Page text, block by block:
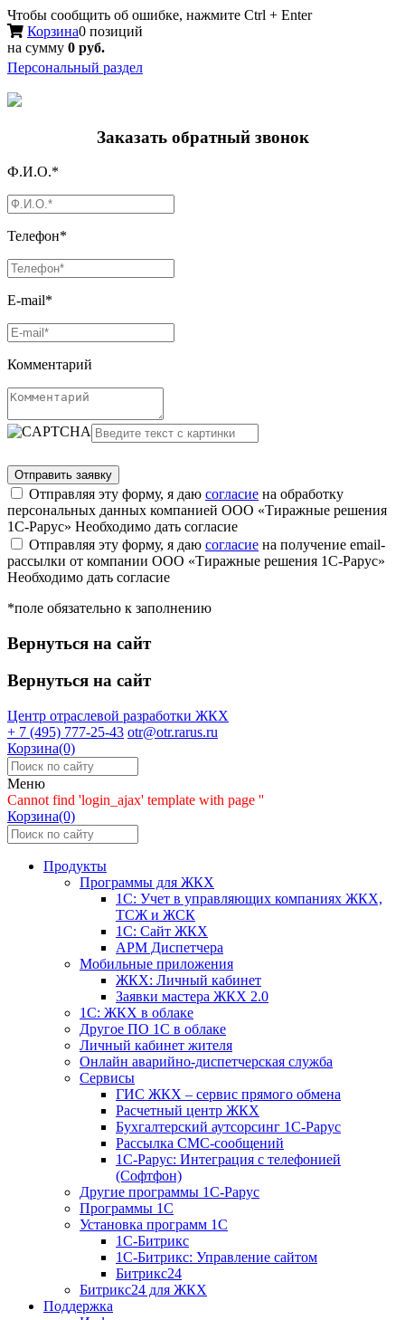
Чтобы сообщить об ошибке, нажмите Ctrl + Enter
Корзина0 позиций
на сумму 0 руб.
Персональный раздел
Заказать обратный звонок
Ф.И.О.*
Телефон*
E-mail*
Комментарий
Отправляя эту форму, я даю согласие на обработку
персональных данных компанией ООО «Тиражные решения
1С-Рарус» Необходимо дать согласие
Отправляя эту форму, я даю согласие на получение email-
рассылки от компании ООО «Тиражные решения 1С-Рарус»
Необходимо дать согласие
*поле обязательно к заполнению
Вернуться на сайт
Вернуться на сайт
Центр отраслевой разработки ЖКХ
+ 7 (495) 777-25-43 otr@otr.rarus.ru
Корзина(0)
Меню
Cannot find 'login_ajax' template with page ''
Корзина(0)
Продукты
Программы для ЖКХ
1С: Учет в управляющих компаниях ЖКХ,
ТСЖ и ЖСК
1С: Сайт ЖКХ
АРМ Диспетчера
Мобильные приложения
ЖКХ: Личный кабинет
Заявки мастера ЖКХ 2.0
1С: ЖКХ в облаке
Другое ПО 1С в облаке
Личный кабинет жителя
Онлайн аварийно-диспетчерская служба
Сервисы
ГИС ЖКХ – сервис прямого обмена
Расчетный центр ЖКХ
Бухгалтерский аутсорсинг 1С-Рарус
Рассылка СМС-сообщений
1С-Рарус: Интеграция с телефонией
(Софтфон)
Другие программы 1С-Рарус
Программы 1С
Установка программ 1С
1С-Битрикс
1С-Битрикс: Управление сайтом
Битрикс24
Битрикс24 для ЖКХ
Поддержка